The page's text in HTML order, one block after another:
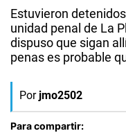
Estuvieron
unidad penal de La
dispuso que sigan
penas es probable
Por jmo2502
Para compartir: